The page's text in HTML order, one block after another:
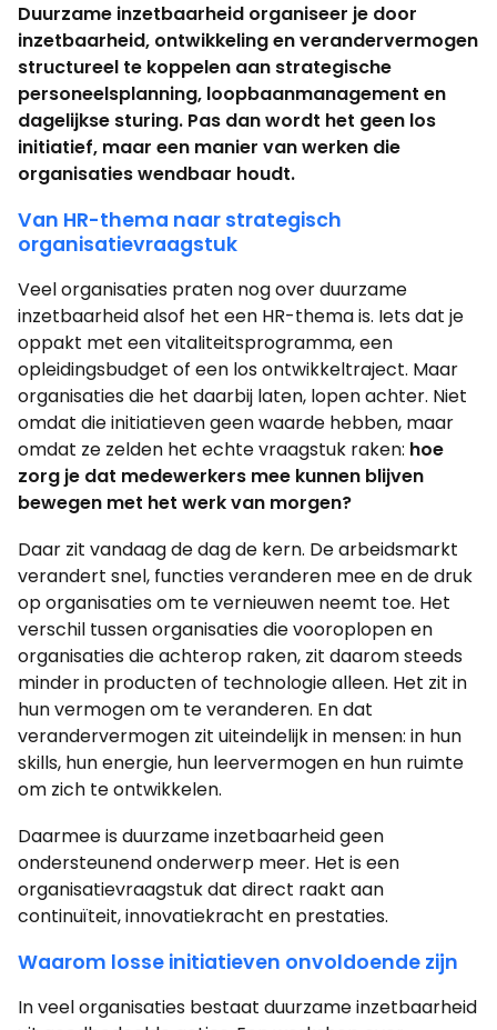
Duurzame inzetbaarheid organiseer je door
inzetbaarheid, ontwikkeling en verandervermogen
structureel te koppelen aan strategische
personeelsplanning, loopbaanmanagement en
dagelijkse sturing. Pas dan wordt het geen los
initiatief, maar een manier van werken die
organisaties wendbaar houdt.
Van HR-thema naar strategisch
organisatievraagstuk
Veel organisaties praten nog over duurzame
inzetbaarheid alsof het een HR-thema is. Iets dat je
oppakt met een vitaliteitsprogramma, een
opleidingsbudget of een los ontwikkeltraject. Maar
organisaties die het daarbij laten, lopen achter. Niet
omdat die initiatieven geen waarde hebben, maar
omdat ze zelden het echte vraagstuk raken: hoe
zorg je dat medewerkers mee kunnen blijven
bewegen met het werk van morgen?
Daar zit vandaag de dag de kern. De arbeidsmarkt
verandert snel, functies veranderen mee en de druk
op organisaties om te vernieuwen neemt toe. Het
verschil tussen organisaties die vooroplopen en
organisaties die achterop raken, zit daarom steeds
minder in producten of technologie alleen. Het zit in
hun vermogen om te veranderen. En dat
verandervermogen zit uiteindelijk in mensen: in hun
skills, hun energie, hun leervermogen en hun ruimte
om zich te ontwikkelen.
Daarmee is duurzame inzetbaarheid geen
ondersteunend onderwerp meer. Het is een
organisatievraagstuk dat direct raakt aan
continuïteit, innovatiekracht en prestaties.
Waarom losse initiatieven onvoldoende zijn
In veel organisaties bestaat duurzame inzetbaarheid